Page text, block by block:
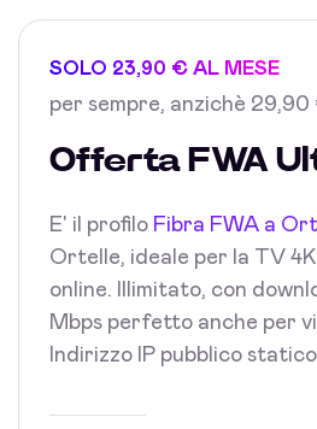
SOLO 23,90 € AL MESE
per sempre, anzichè
Offerta FWA
E' il profilo Fibra FWA a
Ortelle, ideale per la TV
online. Illimitato, con
Mbps perfetto anche per
Indirizzo IP pubblico